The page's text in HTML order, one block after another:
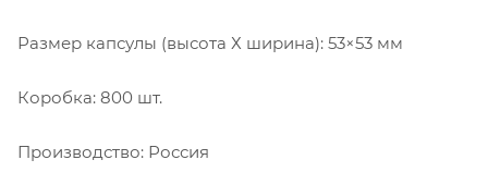
Размер капсулы (высота Х ширина): 53×53 мм
Коробка: 800 шт.
Производство: Россия